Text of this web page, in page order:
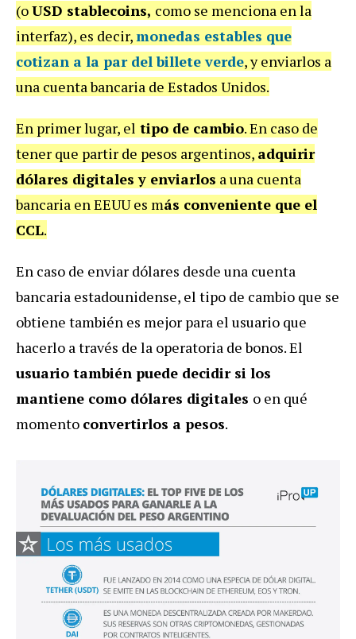
(oUSD stablecoins, como se menciona en la
interfaz), es decir,monedas estables que
cotizan a la par del billete verde, y enviarlos a
una cuenta bancaria de Estados Unidos.
En primer lugar, el tipo de cambio. En caso de
tener que partir de pesos argentinos, adquirir
dólares digitales y enviarlos a una cuenta
bancaria en EEUU es más conveniente que el
CCL.
En caso de enviar dólares desde una cuenta
bancaria estadounidense, el tipo de cambio que se
obtiene también es mejor para el usuario que
hacerlo a través de la operatoria de bonos. El
usuario también puede decidir si los
mantiene como dólares digitales o en qué
momento convertirlos a pesos.